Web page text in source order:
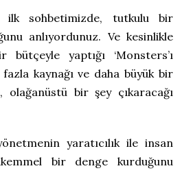
ilk sohbetimizde, tutkulu bir
anlıyordunuz. Ve kesinlikle
yaptığı ‘Monsters’ı
kaynağı ve daha büyük bir
bir şey çıkaracağı
yaratıcılık ile insan
bir denge kurduğunu